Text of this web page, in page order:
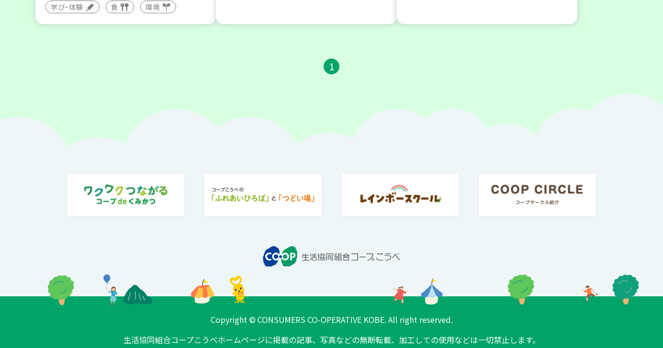
学び・体験 食 環境
1
Copyright © CONSUMERS CO-OPERATIVE KOBE. All right reserved.
生活協同組合コープこうべホームページに掲載の記事、 写真などの無断転載、加工しての使用などは一切禁止します。